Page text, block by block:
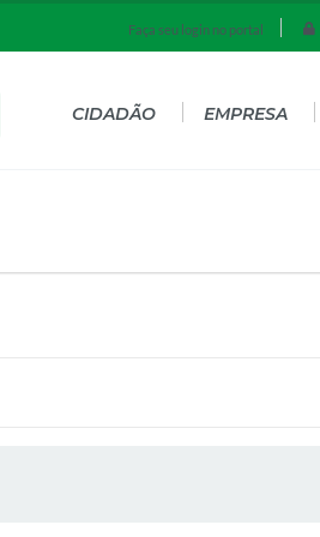
Faça seu login no portal
CIDADÃO EMPRESA